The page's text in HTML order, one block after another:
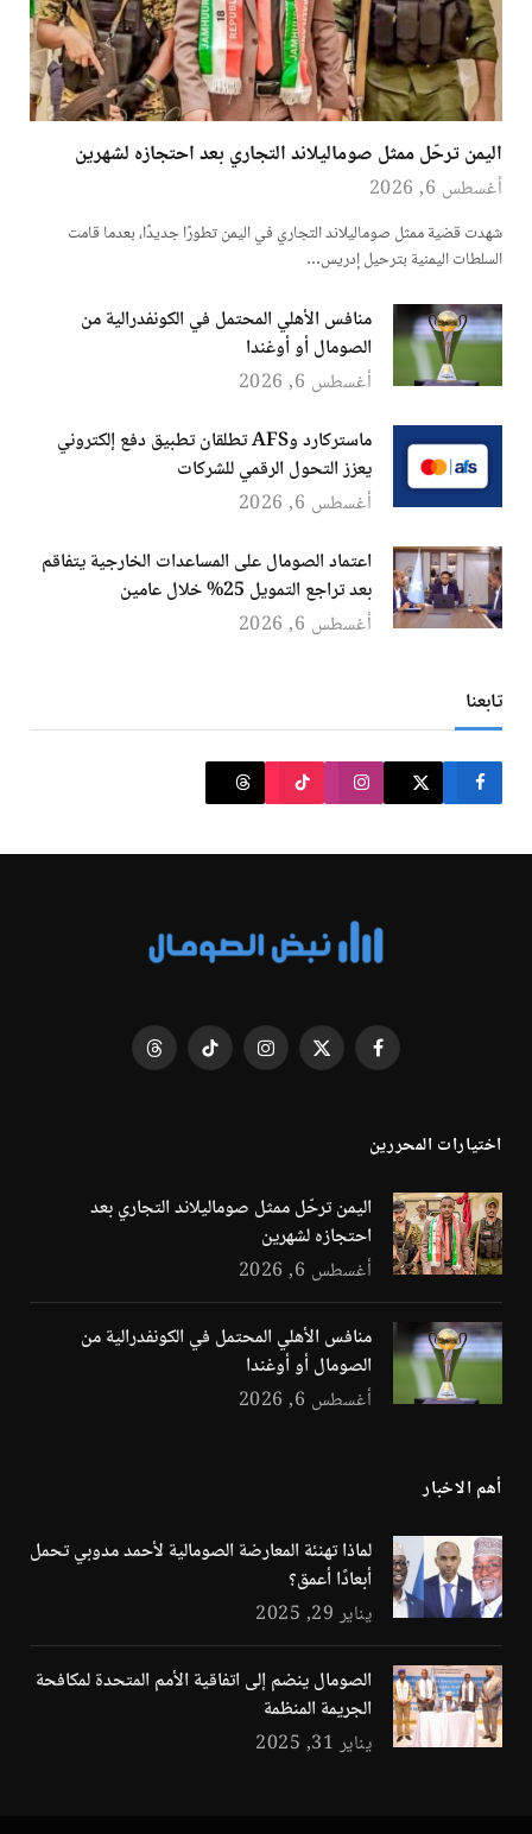
اليمن ترحّل ممثل صوماليلاند التجاري بعد احتجازه لشهرين
أغسطس 6, 2026
شهدت قضية ممثل صوماليلاند التجاري في اليمن تطورًا جديدًا، بعدما قامت
السلطات اليمنية بترحيل إدريس…
منافس الأهلي المحتمل في الكونفدرالية من
الصومال أو أوغندا
أغسطس 6, 2026
ماستركارد وAFS تطلقان تطبيق دفع إلكتروني
يعزز التحول الرقمي للشركات
أغسطس 6, 2026
اعتماد الصومال على المساعدات الخارجية يتفاقم
بعد تراجع التمويل 25% خلال عامين
أغسطس 6, 2026
تابعنا
فيسبوك X
الانستغرامتيكتوك Threads
اختيارات المحررين
اليمن ترحّل ممثل صوماليلاند التجاري بعد
احتجازه لشهرين
أغسطس 6, 2026
منافس الأهلي المحتمل في الكونفدرالية من
الصومال أو أوغندا
أغسطس 6, 2026
أهم الاخبار
لماذا تهنئة المعارضة الصومالية لأحمد مدوبي تحمل
أبعادًا أعمق؟
يناير 29, 2025
الصومال ينضم إلى اتفاقية الأمم المتحدة لمكافحة
الجريمة المنظمة
يناير 31, 2025